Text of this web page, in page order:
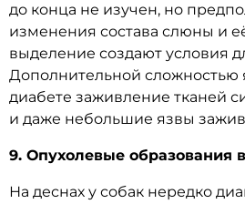
до конца не изучен, но
изменения состава слюны и
выделение создают условия
Дополнительной сложностью
диабете заживление тканей
и даже небольшие язвы
9. Опухолевые образования
На деснах у собак нередко